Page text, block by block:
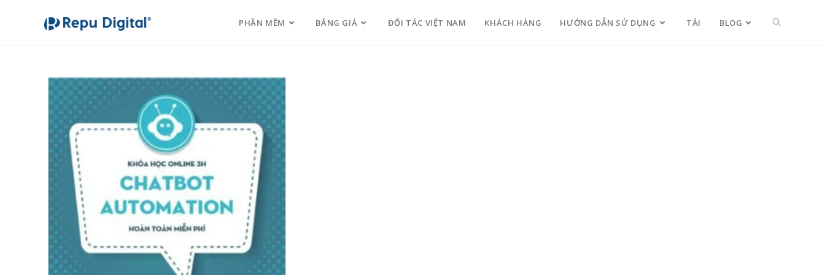
PHẦN MỀM BẢNG GIÁ ĐỐI TÁC VIỆT NAM KHÁCH HÀNG HƯỚNG DẪN SỬ DỤNG TẢI BLOG